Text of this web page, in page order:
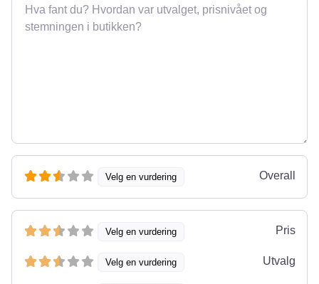
Omtale
Velg en vurdering Overall
Velg en vurdering Pris
Velg en vurdering Utvalg